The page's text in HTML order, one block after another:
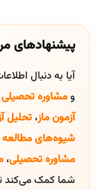
پیشنهادهای
آیا به دنبال
ومشاوره تحصیلی
آزمون ماز، تحلیل
شیوه‌های مطالعه
مشاوره تحصیلی،
شما کمک می‌کند